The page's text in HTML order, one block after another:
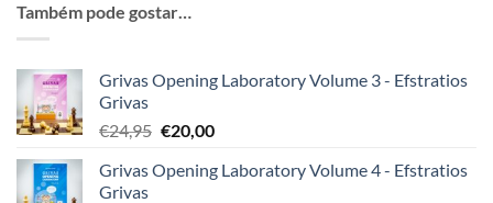
Também pode gostar…
Grivas Opening Laboratory Volume 3 - Efstratios
Grivas
€24,95 O
original
€20,00O
atual
Grivas Opening Laboratory Volume 4 - Efstratios
Grivas